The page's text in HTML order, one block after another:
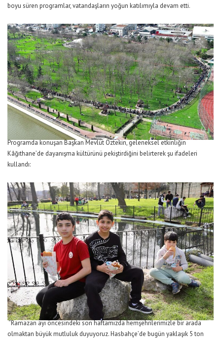
boyu süren programlar, vatandaşların yoğun katılımıyla devam etti.
Programda konuşan Başkan Mevlüt Öztekin, geleneksel etkinliğin
Kâğıthane’de dayanışma kültürünü pekiştirdiğini belirterek şu ifadeleri
kullandı:
“Ramazan ayı öncesindeki son haftamızda hemşehrilerimizle bir arada
olmaktan büyük mutluluk duyuyoruz. Hasbahçe’de bugün yaklaşık 5 ton